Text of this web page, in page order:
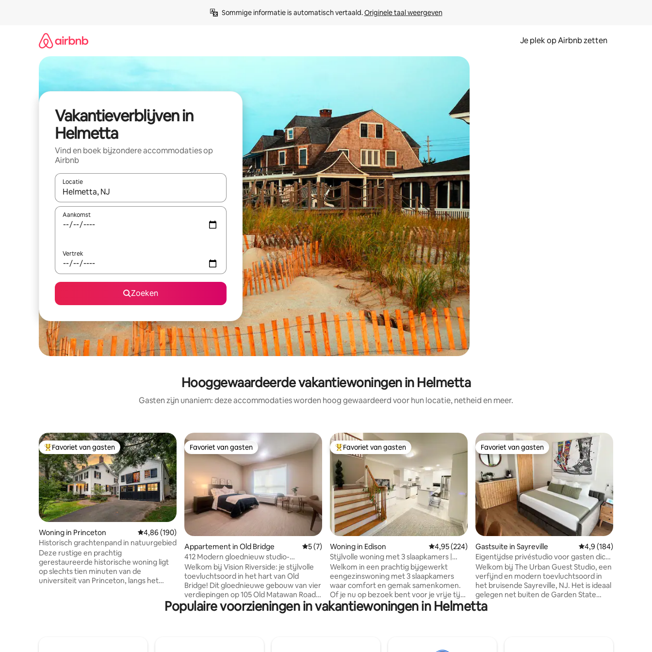
Sommige informatie is automatisch vertaald. Originele taal weergeven
Je plek op Airbnb zetten
Vakantieverblijven in
Helmetta
Vind en boek bijzondere accommodaties op
Airbnb
Locatie
Wanneer er resultaten beschikbaar zijn, maak je een keuze met je de pijltjestoetsen omhoog en omlaag, óf door te tikken of swipen.
Aankomst
Vertrek
Zoeken
Hooggewaardeerde vakantiewoningen in Helmetta
Gasten zijn unaniem: deze accommodaties worden hoog gewaardeerd voor hun locatie, netheid en meer.
Topfavoriet van gasten
Favoriet van gasten
Woning in Princeton Gemiddelde beoordeling van 4,86 op 5, 190 recensies
4,86 (190)
Historisch grachtenpand in natuurgebied
Deze rustige en prachtig
gerestaureerde historische woning ligt
op slechts tien minuten van de
universiteit van Princeton, langs het
Favoriet van gasten
Favoriet van gasten
Appartement in Old Bridge Gemiddelde beoordeling van 5 op 5, 7 recensies
5 (7)
412 Modern gloednieuw studio-
appartement
Welkom bij Vision Riverside: je stijlvolle
toevluchtsoord in het hart van Old
Bridge! Dit gloednieuwe gebouw van vier
verdiepingen op 105 Old Matawan Road
biedt modern comfort, gemak en een
perfecte uitvalsbasis, of je hier nu bent
Topfavoriet van gasten
Favoriet van gasten
Woning in Edison Gemiddelde beoordeling van 4,95 op 5, 224 recensies
4,95 (224)
Stijlvolle woning met 3 slaapkamers |
centrale NJ-gateway naar NYC
Welkom in een prachtig bijgewerkt
eengezinswoning met 3 slaapkamers
waar comfort en gemak samenkomen.
Of je nu op bezoek bent voor je vrije tijd,
het campusleven of het werk, deze
woning biedt een sierlijke en
voordat je naar NYC, Phil gaat of het hart
Favoriet van gasten
Favoriet van gasten
Gastsuite in Sayreville Gemiddelde
4,9 (184)
Eigentijdse privéstudio voor gasten dicht
bij NYC
Welkom bij The Urban Guest Studio, een
verfijnd en modern toevluchtsoord in
het bruisende Sayreville, NJ. Het is ideaal
gelegen net buiten de Garden State
Parkway en Routes 9 en 35, op 40
minuten rijden van NYC en 30 minuten
Populaire voorzieningen in vakantiewoningen in Helmetta